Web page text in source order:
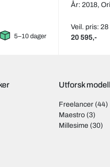
5–10 dager
År: 2018,
Veil. pris: 28
20 595,-
Utforsk
Freelancer (44)
Maestro (3)
Millesime (30)